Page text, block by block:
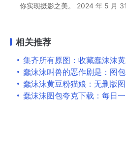
你实现摄影之美。
2024 年 5 月
相关推荐
集齐所有原图：收藏蠢沫沫
蠢沫沫叫兽的恶作剧是：图
蠢沫沫黄豆粉猫娘：无删版
蠢沫沫图包夸克下载：每日一图，